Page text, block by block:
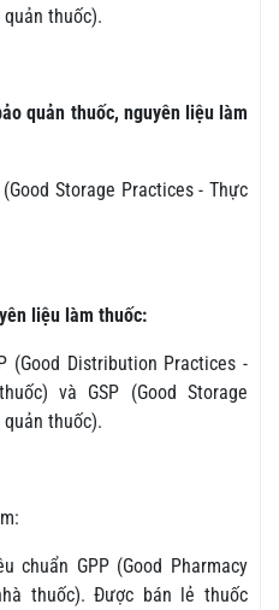
thuốc).
quản thuốc, nguyên liệu làm
Storage Practices - Thực
liệu làm thuốc:
(Good Distribution Practices -
và GSP (Good Storage
thuốc).
chuẩn GPP (Good Pharmacy
thuốc). Được bán lẻ thuốc